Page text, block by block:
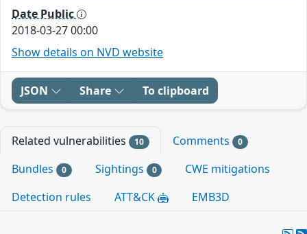
Date Public
2018-03-27 00:00
Show details on NVD website
JSON Share To clipboard
Related vulnerabilities 10 Comments 0
Bundles 0 Sightings 0
CWE mitigations
Detection rules
ATT&CK EMB3D